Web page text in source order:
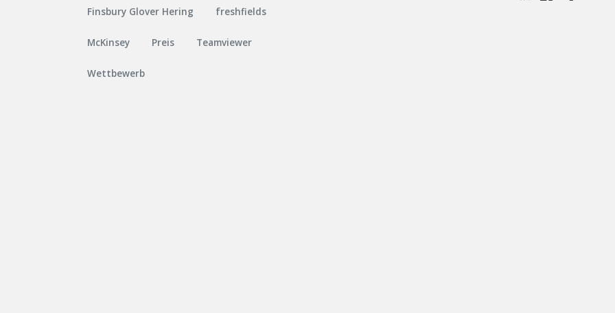
Finsbury Glover Hering freshfields
McKinsey Preis Teamviewer
Wettbewerb